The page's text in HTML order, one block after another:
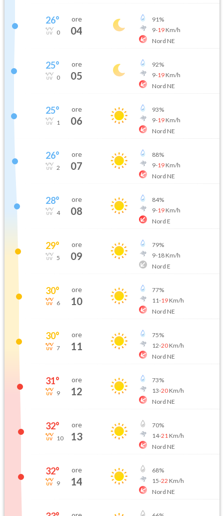
26°
0
ore
04
91%
9-19Km/h
Nord NE
25°
0
ore
05
92%
9-19Km/h
Nord NE
25°
1
ore
06
93%
9-19Km/h
Nord NE
26°
2
ore
07
88%
9-19Km/h
Nord NE
28°
4
ore
08
84%
9-19Km/h
Nord E
29°
5
ore
09
79%
9-18Km/h
Nord E
30°
6
ore
10
77%
11-19Km/h
Nord NE
30°
7
ore
11
75%
12-20Km/h
Nord NE
31°
9
ore
12
73%
13-20Km/h
Nord NE
32°
10
ore
13
70%
14-21Km/h
Nord NE
32°
9
ore
14
68%
15-22 Km/h
Nord NE